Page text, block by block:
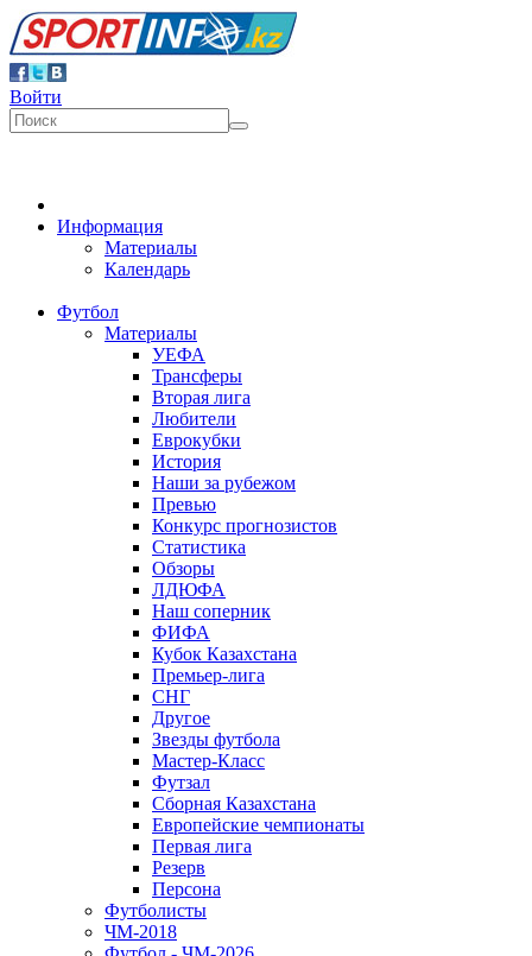
Войти
Информация
Материалы
Календарь
Футбол
Материалы
УЕФА
Трансферы
Вторая лига
Любители
Еврокубки
История
Наши за рубежом
Превью
Конкурс прогнозистов
Статистика
Обзоры
ЛДЮФА
Наш соперник
ФИФА
Кубок Казахстана
Премьер-лига
СНГ
Другое
Звезды футбола
Мастер-Класс
Футзал
Сборная Казахстана
Европейские чемпионаты
Первая лига
Резерв
Персона
Футболисты
ЧМ-2018